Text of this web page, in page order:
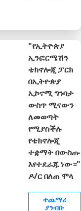
"የኢትዮጵያ
ኢንፎርሜሽን
ቴክኖሎጂ ፓርክ
በኢትዮጵያ
ኢኮኖሚ ግንባታ
ውስጥ ሚናውን
ለመወጣት
የሚያስችሉ
የቴክኖሎጂ
ተቋማት በውስጡ
እየተደራጁ ነው።"
ዶ/ር በለጠ ሞላ
ተጨማሪ
ያንብቡ